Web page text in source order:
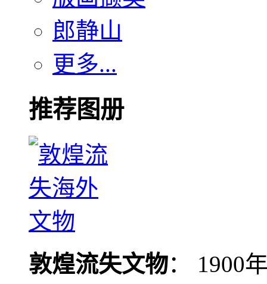
郎静山
更多...
推荐图册
敦煌流失文物： 1900